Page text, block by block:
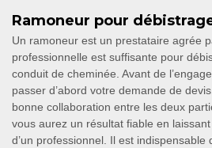
Ramoneur pour
Un ramoneur est un prestataire agrée
professionnelle est suffisante pour
conduit de cheminée. Avant de
passer d’abord votre demande de
bonne collaboration entre les deux
vous aurez un résultat fiable en
d’un professionnel. Il est